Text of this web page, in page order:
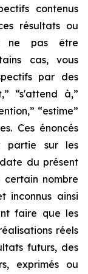
contenus
résultats ou
ne pas être
cas, vous
par des
“s'attend à,”
“estime”
Ces énoncés
partie sur les
du présent
nombre
inconnus ainsi
faire que les
réels
futurs, des
exprimés ou